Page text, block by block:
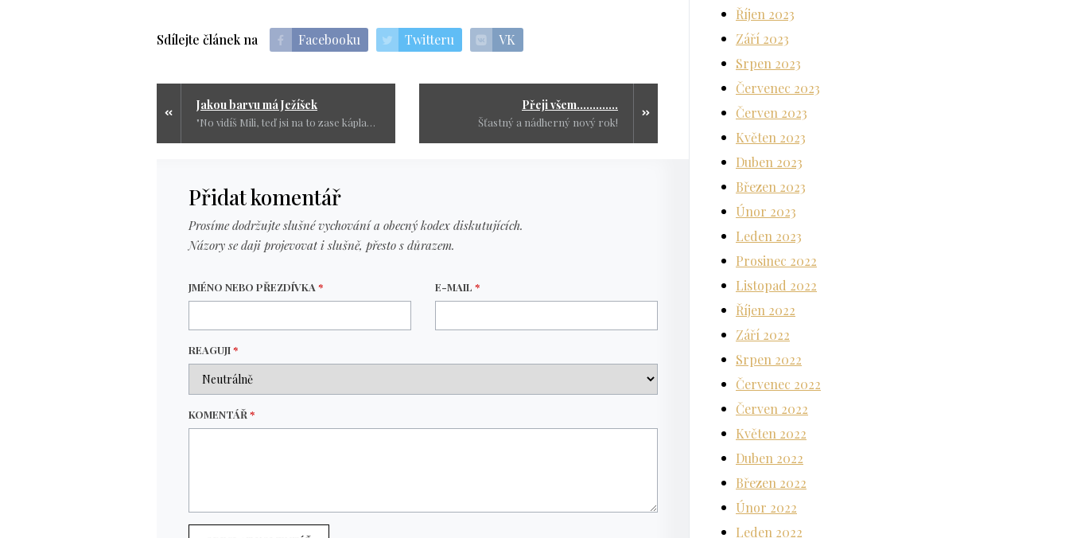
Sdílejte článek na Facebooku Twitteru VK
Jakou barvu má Ježíšek
"No vidíš Mili, teď jsi na to zase kápla. Každý má druhému dělat tak, co sám by chtěl, aby se mu od druhého dělo."
Přeji všem.............
Šťastný a nádherný nový rok!
Přidat komentář
Prosíme dodržujte slušné vychování a obecný kodex diskutujících.
Názory se daji projevovat i slušně, přesto s důrazem.
JMÉNO NEBO PŘEZDÍVKA * E-MAIL *
REAGUJI*
KOMENTÁŘ *
Říjen 2023
Září 2023
Srpen 2023
Červenec 2023
Červen 2023
Květen 2023
Duben 2023
Březen 2023
Únor 2023
Leden 2023
Prosinec 2022
Listopad 2022
Říjen 2022
Září 2022
Srpen 2022
Červenec 2022
Červen 2022
Květen 2022
Duben 2022
Březen 2022
Únor 2022
Leden 2022